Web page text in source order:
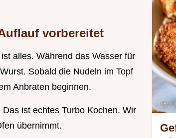
vorbereitet
alles. Während das Wasser für
Sobald die Nudeln im Topf
Anbraten beginnen.
ist echtes Turbo Kochen. Wir
übernimmt.